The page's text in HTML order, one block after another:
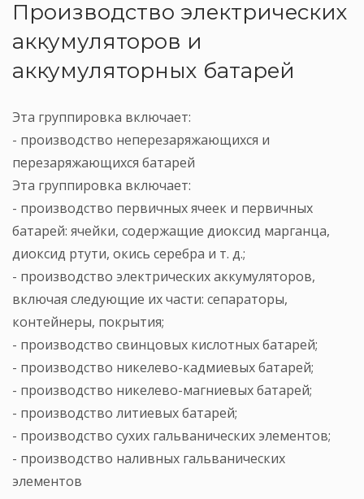
Производство электрических
аккумуляторов и
аккумуляторных батарей
Эта группировка включает:
- производство неперезаряжающихся и
перезаряжающихся батарей
Эта группировка включает:
- производство первичных ячеек и первичных
батарей: ячейки, содержащие диоксид марганца,
диоксид ртути, окись серебра и т. д.;
- производство электрических аккумуляторов,
включая следующие их части: сепараторы,
контейнеры, покрытия;
- производство свинцовых кислотных батарей;
- производство никелево-кадмиевых батарей;
- производство никелево-магниевых батарей;
- производство литиевых батарей;
- производство сухих гальванических элементов;
- производство наливных гальванических
элементов